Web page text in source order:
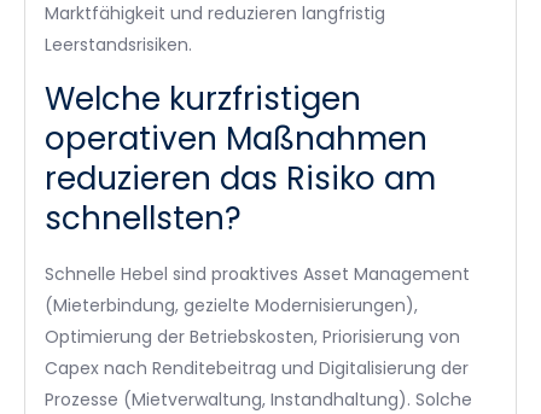
Marktfähigkeit und reduzieren langfristig
Leerstandsrisiken.
Welche kurzfristigen
operativen Maßnahmen
reduzieren das Risiko am
schnellsten?
Schnelle Hebel sind proaktives Asset Management
(Mieterbindung, gezielte Modernisierungen),
Optimierung der Betriebskosten, Priorisierung von
Capex nach Renditebeitrag und Digitalisierung der
Prozesse (Mietverwaltung, Instandhaltung). Solche